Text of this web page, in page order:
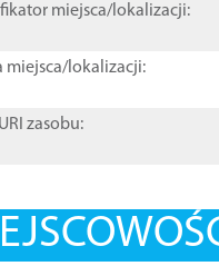
miejsca/lokalizacji:
miejsca/lokalizacji:
zasobu: